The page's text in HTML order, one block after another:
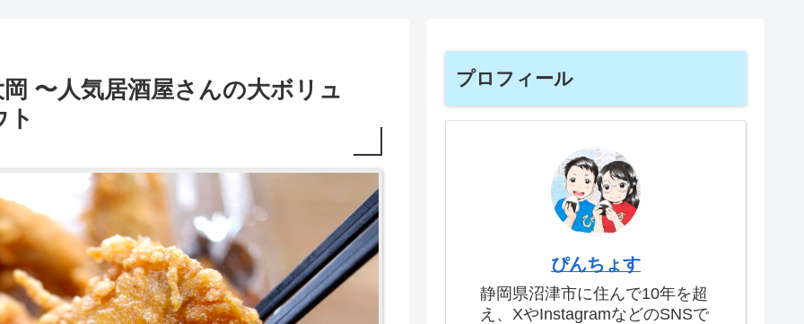
〜人気居酒屋さんの大ボリュ
ト
プロフィール
ぴんちょす
静岡県沼津市に住んで10年を超
え、XやInstagramなどのSNSで